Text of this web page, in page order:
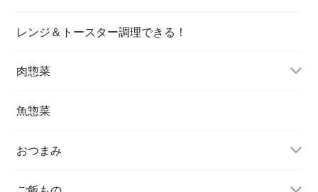
レンジ＆トースター調理できる！
肉惣菜
魚惣菜
おつまみ